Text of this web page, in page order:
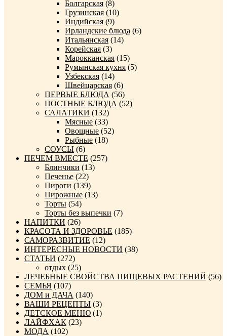
Болгарская (8)
Грузинская (10)
Индийская (9)
Ирландские блюда (6)
Итальянская (14)
Корейская (3)
Марокканская (15)
Румынская кухня (5)
Узбекская (14)
Швейцарская (6)
ПЕРВЫЕ БЛЮДА (56)
ПОСТНЫЕ БЛЮДА (52)
САЛАТИКИ (132)
Мясные (33)
Овощные (52)
Рыбные (18)
СОУСЫ (6)
ПЕЧЕМ ВМЕСТЕ (257)
Блинчики (13)
Печенье (22)
Пироги (139)
Пирожные (13)
Торты (54)
Торты без выпечки (7)
НАПИТКИ (26)
КРАСОТА И ЗДОРОВЬЕ (185)
САМОРАЗВИТИЕ (12)
ИНТЕРЕСНЫЕ НОВОСТИ (38)
СТАТЬИ (272)
отдых (25)
ЛЕЧЕБНЫЕ СВОЙСТВА ПИЩЕВЫХ РАСТЕНИЙ (56)
СЕМЬЯ (107)
ДОМ и ДАЧА (140)
ВАШИ РЕЦЕПТЫ (3)
ДЕТСКОЕ МЕНЮ (1)
ЛАЙФХАК (23)
МОДА (102)